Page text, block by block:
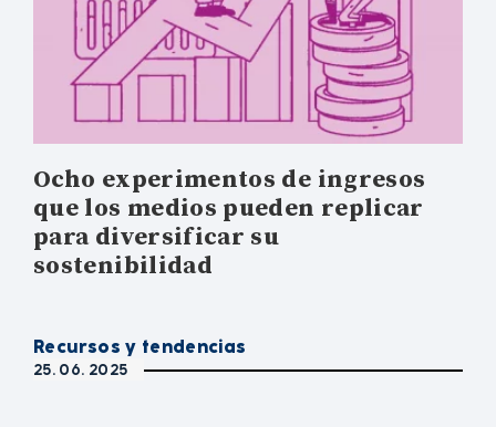
Ocho experimentos de ingresos
que los medios pueden replicar
para diversificar su
sostenibilidad
Recursos y tendencias
25. 06. 2025